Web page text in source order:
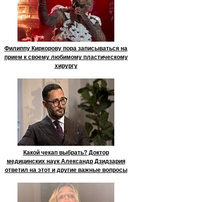
Филиппу Киркорову пора записываться на
прием к своему любимому пластическому
хирургу
Какой чекап выбрать? Доктор
медицинских наук Александр Дзидзария
ответил на этот и другие важные вопросы